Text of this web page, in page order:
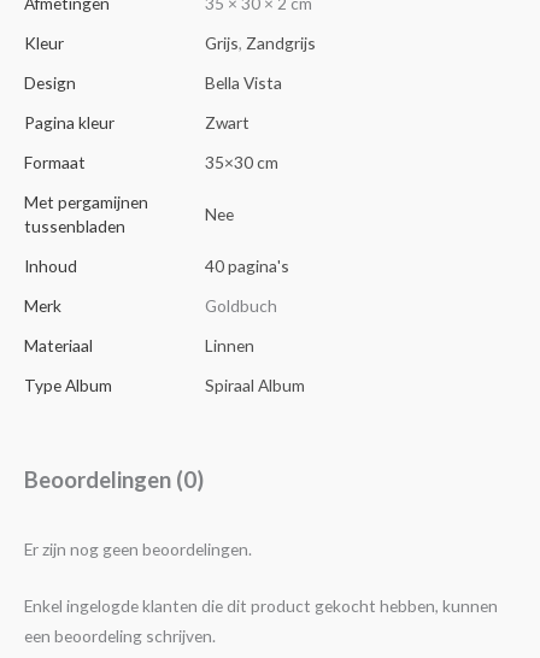
Kleur
Grijs, Zandgrijs
Design
Bella Vista
Pagina kleur
Zwart
Formaat
35×30 cm
Met pergamijnen
tussenbladen
Nee
Inhoud
40 pagina's
Merk
Goldbuch
Materiaal
Linnen
Type Album
Spiraal Album
Beoordelingen (0)
Er zijn nog geen beoordelingen.
Enkel ingelogde klanten die dit product gekocht hebben, kunnen
een beoordeling schrijven.